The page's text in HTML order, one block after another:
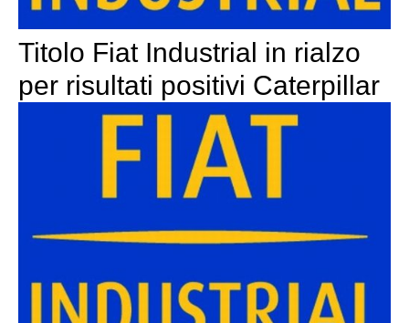
Titolo Fiat Industrial in rialzo
per risultati positivi Caterpillar